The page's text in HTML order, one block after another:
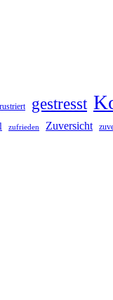
gestresst
zufrieden Zuversicht